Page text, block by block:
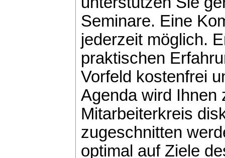
Seminare. Eine
jederzeit möglich.
praktischen
Vorfeld kostenfrei
Agenda wird Ihnen
Mitarbeiterkreis
zugeschnitten
optimal auf Ziele